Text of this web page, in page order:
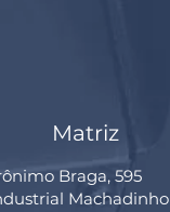
Matriz
Braga, 595
Machadinho